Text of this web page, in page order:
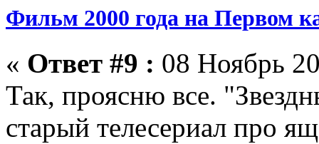
Фильм 2000 года на Первом
« Ответ #9 : 08 Ноябрь
Так, проясню все.
старый телесериал про